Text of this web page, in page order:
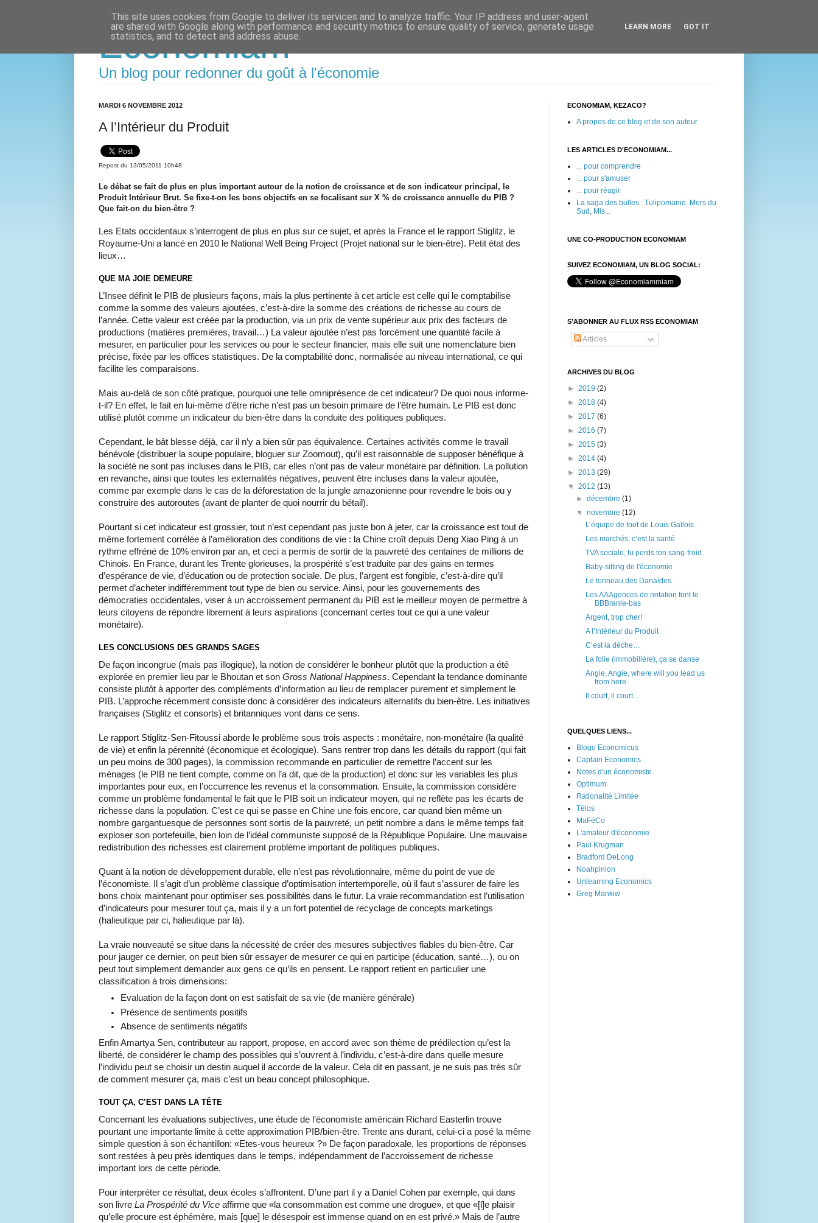
Economiam
Un blog pour redonner du goût à l'économie
MARDI 6 NOVEMBRE 2012
A l’Intérieur du Produit
Repost du 13/05/2011 10h48
Le débat se fait de plus en plus important autour de la notion de croissance et de son indicateur principal, le
Produit Intérieur Brut. Se fixe-t-on les bons objectifs en se focalisant sur X % de croissance annuelle du PIB ?
Que fait-on du bien-être ?
Les Etats occidentaux s’interrogent de plus en plus sur ce sujet, et après la France et le rapport Stiglitz, le
Royaume-Uni a lancé en 2010 le National Well Being Project (Projet national sur le bien-être). Petit état des
lieux…
QUE MA JOIE DEMEURE
L’Insee définit le PIB de plusieurs façons, mais la plus pertinente à cet article est celle qui le comptabilise
comme la somme des valeurs ajoutées, c’est-à-dire la somme des créations de richesse au cours de
l’année. Cette valeur est créée par la production, via un prix de vente supérieur aux prix des facteurs de
productions (matières premières, travail…) La valeur ajoutée n’est pas forcément une quantité facile à
mesurer, en particulier pour les services ou pour le secteur financier, mais elle suit une nomenclature bien
précise, fixée par les offices statistiques. De la comptabilité donc, normalisée au niveau international, ce qui
facilite les comparaisons.
Mais au-delà de son côté pratique, pourquoi une telle omniprésence de cet indicateur? De quoi nous informe-
t-il? En effet, le fait en lui-même d’être riche n’est pas un besoin primaire de l’être humain. Le PIB est donc
utilisé plutôt comme un indicateur du bien-être dans la conduite des politiques publiques.
Cependant, le bât blesse déjà, car il n’y a bien sûr pas équivalence. Certaines activités comme le travail
bénévole (distribuer la soupe populaire, bloguer sur Zoomout), qu’il est raisonnable de supposer bénéfique à
la société ne sont pas incluses dans le PIB, car elles n’ont pas de valeur monétaire par définition. La pollution
en revanche, ainsi que toutes les externalités négatives, peuvent être incluses dans la valeur ajoutée,
comme par exemple dans le cas de la déforestation de la jungle amazonienne pour revendre le bois ou y
construire des autoroutes (avant de planter de quoi nourrir du bétail).
Pourtant si cet indicateur est grossier, tout n’est cependant pas juste bon à jeter, car la croissance est tout de
même fortement corrélée à l’amélioration des conditions de vie : la Chine croît depuis Deng Xiao Ping à un
rythme effréné de 10% environ par an, et ceci a permis de sortir de la pauvreté des centaines de millions de
Chinois. En France, durant les Trente glorieuses, la prospérité s’est traduite par des gains en termes
d’espérance de vie, d’éducation ou de protection sociale. De plus, l’argent est fongible, c’est-à-dire qu’il
permet d’acheter indifféremment tout type de bien ou service. Ainsi, pour les gouvernements des
démocraties occidentales, viser à un accroissement permanent du PIB est le meilleur moyen de permettre à
leurs citoyens de répondre librement à leurs aspirations (concernant certes tout ce qui a une valeur
monétaire).
LES CONCLUSIONS DES GRANDS SAGES
De façon incongrue (mais pas illogique), la notion de considérer le bonheur plutôt que la production a été
explorée en premier lieu par le Bhoutan et son Gross National Happiness. Cependant la tendance dominante
consiste plutôt à apporter des compléments d’information au lieu de remplacer purement et simplement le
PIB. L’approche récemment consiste donc à considérer des indicateurs alternatifs du bien-être. Les initiatives
françaises (Stiglitz et consorts) et britanniques vont dans ce sens.
Le rapport Stiglitz-Sen-Fitoussi aborde le problème sous trois aspects : monétaire, non-monétaire (la qualité
de vie) et enfin la pérennité (économique et écologique). Sans rentrer trop dans les détails du rapport (qui fait
un peu moins de 300 pages), la commission recommande en particulier de remettre l’accent sur les
ménages (le PIB ne tient compte, comme on l’a dit, que de la production) et donc sur les variables les plus
importantes pour eux, en l’occurrence les revenus et la consommation. Ensuite, la commission considère
comme un problème fondamental le fait que le PIB soit un indicateur moyen, qui ne reflète pas les écarts de
richesse dans la population. C’est ce qui se passe en Chine une fois encore, car quand bien même un
nombre gargantuesque de personnes sont sortis de la pauvreté, un petit nombre a dans le même temps fait
exploser son portefeuille, bien loin de l’idéal communiste supposé de la République Populaire. Une mauvaise
redistribution des richesses est clairement problème important de politiques publiques.
Quant à la notion de développement durable, elle n’est pas révolutionnaire, même du point de vue de
l’économiste. Il s’agit d’un problème classique d’optimisation intertemporelle, où il faut s’assurer de faire les
bons choix maintenant pour optimiser ses possibilités dans le futur. La vraie recommandation est l’utilisation
d’indicateurs pour mesurer tout ça, mais il y a un fort potentiel de recyclage de concepts marketings
(halieutique par ci, halieutique par là).
La vraie nouveauté se situe dans la nécessité de créer des mesures subjectives fiables du bien-être. Car
pour jauger ce dernier, on peut bien sûr essayer de mesurer ce qui en participe (éducation, santé…), ou on
peut tout simplement demander aux gens ce qu’ils en pensent. Le rapport retient en particulier une
classification à trois dimensions:
Evaluation de la façon dont on est satisfait de sa vie (de manière générale)
Présence de sentiments positifs
Absence de sentiments négatifs
Enfin Amartya Sen, contributeur au rapport, propose, en accord avec son thème de prédilection qu’est la
liberté, de considérer le champ des possibles qui s’ouvrent à l’individu, c’est-à-dire dans quelle mesure
l’individu peut se choisir un destin auquel il accorde de la valeur. Cela dit en passant, je ne suis pas très sûr
de comment mesurer ça, mais c’est un beau concept philosophique.
TOUT ÇA, C’EST DANS LA TÊTE
Concernant les évaluations subjectives, une étude de l’économiste américain Richard Easterlin trouve
pourtant une importante limite à cette approximation PIB/bien-être. Trente ans durant, celui-ci a posé la même
simple question à son échantillon: «Etes-vous heureux ?» De façon paradoxale, les proportions de réponses
sont restées à peu près identiques dans le temps, indépendamment de l’accroissement de richesse
important lors de cette période.
Pour interpréter ce résultat, deux écoles s’affrontent. D’une part il y a Daniel Cohen par exemple, qui dans
son livre La Prospérité du Vice affirme que «la consommation est comme une drogue», et que «[l]e plaisir
qu’elle procure est éphémère, mais [que] le désespoir est immense quand on en est privé.» Mais de l’autre
ECONOMIAM, KEZACO?
A propos de ce blog et de son auteur
LES ARTICLES D'ECONOMIAM...
... pour comprendre
... pour s'amuser
... pour réagir
La saga des bulles : Tulipomanie, Mers du
Sud, Mis...
UNE CO-PRODUCTION ECONOMIAM
SUIVEZ ECONOMIAM, UN BLOG SOCIAL:
S’ABONNER AU FLUX RSS ECONOMIAM
Articles
ARCHIVES DU BLOG
► 2019 (2)
► 2018 (4)
► 2017 (6)
► 2016 (7)
► 2015 (3)
► 2014 (4)
► 2013 (29)
▼ 2012 (13)
►décembre(1)
▼novembre(12)
L’équipe de foot de Louis Gallois
Les marchés, c’est la santé
TVA sociale, tu perds ton sang-froid
Baby-sitting de l'économie
Le tonneau des Danaïdes
Les AAAgences de notation font le
BBBranle-bas
Argent, trop cher!
A l’Intérieur du Produit
C’est la dèche…
La folie (immobilière), ça se danse
Angie, Angie, where will you lead us
from here
Il court, il court…
QUELQUES LIENS...
Blogo Economicus
Captain Economics
Notes d'un économiste
Optimum
Rationalité Limitée
Télos
MaFéCo
L'amateur d'économie
Paul Krugman
Bradford DeLong
Noahpinion
Unlearning Economics
Greg Mankiw
This site uses cookies from Google to deliver its services and to analyze traffic. Your IP address and user-agent
are shared with Google along with performance and security metrics to ensure quality of service, generate usage
statistics, and to detect and address abuse.
LEARN MORE GOT IT